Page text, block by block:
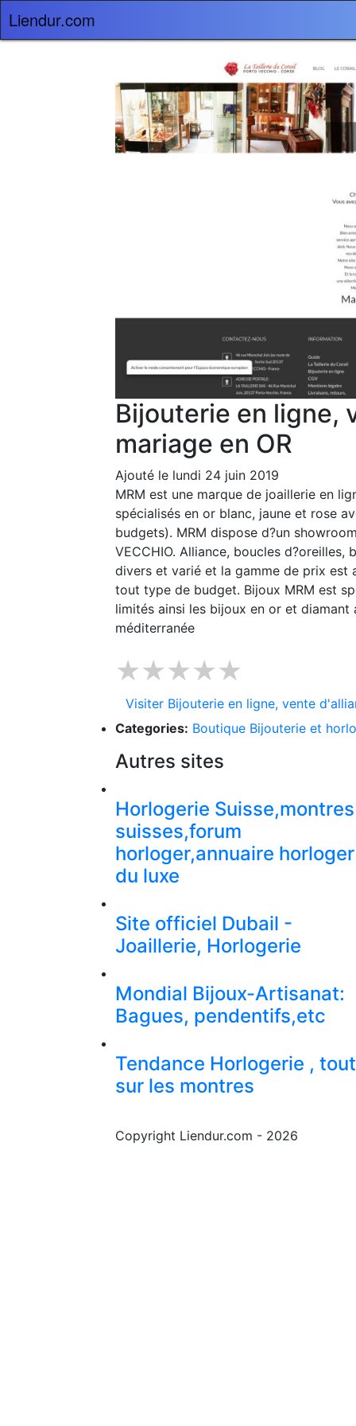
Liendur.com
Bijouterie en ligne,
mariage en OR
Ajouté le lundi 24 juin 2019
MRM est une marque de joaillerie en
spécialisés en or blanc, jaune et rose
budgets). MRM dispose d?un
VECCHIO. Alliance, boucles
divers et varié et la gamme de prix
tout type de budget. Bijoux MRM est
limités ainsi les bijoux en or et
méditerranée
★★★★★
Visiter Bijouterie en ligne, vente
Categories: Boutique Bijouterie et
Autres sites
Horlogerie Suisse,montres
suisses,forum
horloger,annuaire
du luxe
Site officiel Dubail -
Joaillerie, Horlogerie
Mondial Bijoux-Artisanat:
Bagues, pendentifs,etc
Tendance Horlogerie , tout
sur les montres
Copyright Liendur.com - 2026